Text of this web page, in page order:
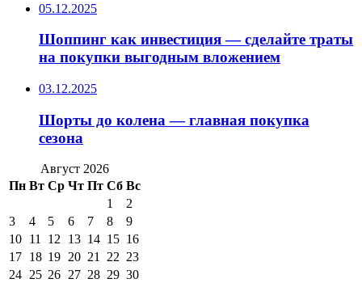
05.12.2025
Шоппинг как инвестиция — сделайте траты
на покупки выгодным вложением
03.12.2025
Шорты до колена — главная покупка
сезона
Август 2026
Пн Вт Ср Чт Пт Сб Вс
1
2
3
4 5 6 7 8
9
10 11 12 13 14 15 16
17 18 19 20 21 22 23
24 25 26 27 28 29 30